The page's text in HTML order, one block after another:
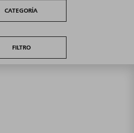
CATEGORÍA
FILTRO